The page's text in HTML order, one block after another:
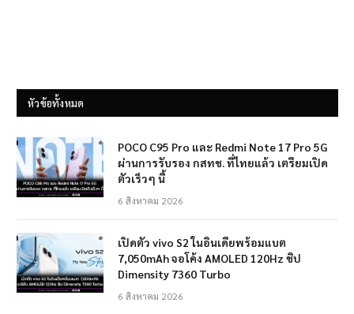
หัวข้อทั้งหมด
POCO C95 Pro และ Redmi Note 17 Pro 5G
ผ่านการรับรอง กสทช. ที่ไทยแล้ว เตรียมเปิด
ตัวเร็วๆ นี้
6 สิงหาคม 2026
เปิดตัว vivo S2 ในอินเดียพร้อมแบต
7,050mAh จอโค้ง AMOLED 120Hz ชิป
Dimensity 7360 Turbo
6 สิงหาคม 2026